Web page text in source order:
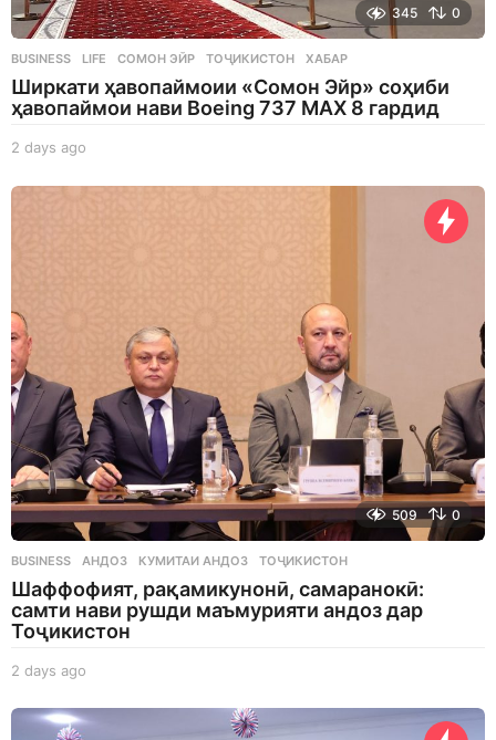
345 0
BUSINESS ,LIFE СОМОН ЭЙР ,ТОҶИКИСТОН ,ХАБАР
Ширкати ҳавопаймоии «Сомон Эйр» соҳиби
ҳавопаймои нави Boeing 737 MAX 8 гардид
2 days ago
a
509 0
BUSINESS АНДОЗ ,КУМИТАИ АНДОЗ ,ТОҶИКИСТОН
Шаффофият, рақамикунонӣ, самаранокӣ:
самти нави рушди маъмурияти андоз дар
Тоҷикистон
2 days ago
a